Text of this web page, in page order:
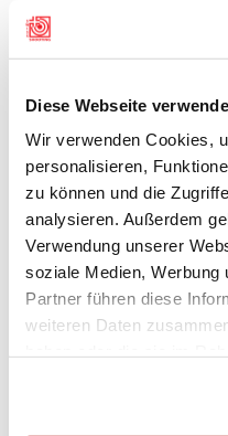
Diese Webseite
Wir verwenden Cookies,
personalisieren,
zu können und die
analysieren. Außerdem
Verwendung unserer
soziale Medien, Werbung
Partner führen diese
weiteren Daten
Teilnehmern des
Aus den Ranglisten:
Hinterlader
Roland Frei,
Josef Ruoss,
Emmen, 80,2); 6.
(80,1).